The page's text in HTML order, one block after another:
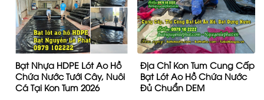
Bạt Nhựa HDPE Lót Ao Hồ
Chứa Nước Tưới Cây, Nuôi
Cá Tại Kon Tum 2026
Địa Chỉ Kon Tum Cung Cấp
Bạt Lót Ao Hồ Chứa Nước
Đủ Chuẩn DEM